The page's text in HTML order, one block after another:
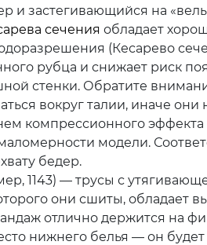
и застегивающийся на
сечения обладает
(Кесарево
рубца и снижает риск
стенки. Обратите
вокруг талии, иначе они
компрессионного
модели.
бедер.
1143) — трусы с
они сшиты, обладает
отлично держится на
нижнего белья — он